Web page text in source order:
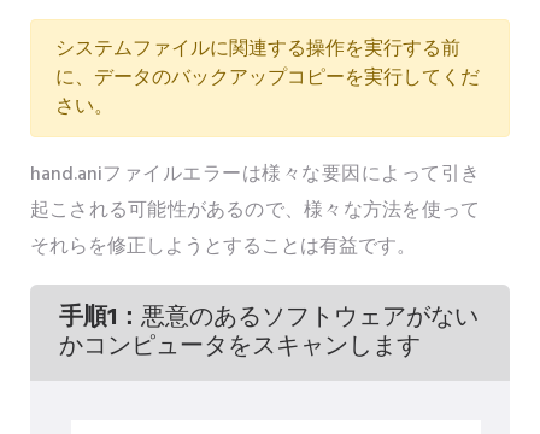
システムファイルに関連する操作を実行する前
に、データのバックアップコピーを実行してくだ
さい。
hand.aniファイルエラーは様々な要因によって引き
起こされる可能性があるので、様々な方法を使って
それらを修正しようとすることは有益です。
手順1： 悪意のあるソフトウェアがない
かコンピュータをスキャンします